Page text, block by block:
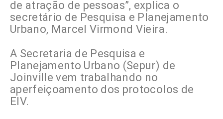
de atração de pessoas”, explica o
secretário de Pesquisa e Planejamento
Urbano, Marcel Virmond Vieira.
A Secretaria de Pesquisa e
Planejamento Urbano (Sepur) de
Joinville vem trabalhando no
aperfeiçoamento dos protocolos de
EIV.